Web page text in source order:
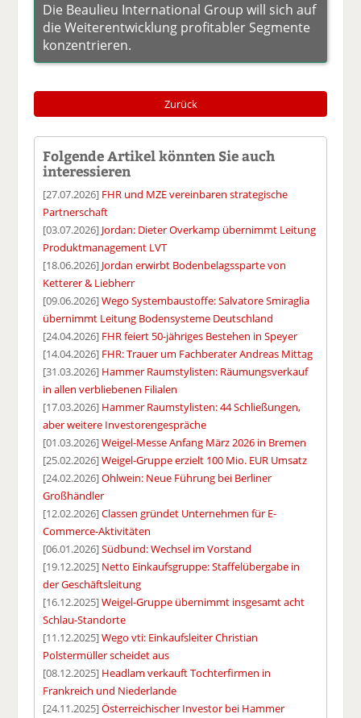
Die Beaulieu International Group will sich auf
die Weiterentwicklung profitabler Segmente
konzentrieren.
Zurück
Folgende Artikel könnten Sie auch
interessieren
[27.07.2026] FHR und MZE vereinbaren strategische
Partnerschaft
[03.07.2026] Jordan: Dieter Overkamp übernimmt Leitung
Produktmanagement LVT
[18.06.2026] Jordan erwirbt Bodenbelagssparte von
Ketterer & Liebherr
[09.06.2026]Wego Systembaustoffe: Salvatore Smiraglia
übernimmt Leitung Bodensysteme Deutschland
[24.04.2026] FHR feiert 50-jähriges Bestehen in Speyer
[14.04.2026] FHR: Trauer um Fachberater Andreas Mittag
[31.03.2026] Hammer Raumstylisten: Räumungsverkauf
in allen verbliebenen Filialen
[17.03.2026] Hammer Raumstylisten: 44 Schließungen,
aber weitere Investorengespräche
[01.03.2026]Weigel-Messe Anfang März 2026 in Bremen
[25.02.2026]Weigel-Gruppe erzielt 100 Mio. EUR Umsatz
[24.02.2026]Ohlwein: Neue Führung bei Berliner
Großhändler
[12.02.2026]Classen gründet Unternehmen für E-
Commerce-Aktivitäten
[06.01.2026]Südbund: Wechsel im Vorstand
[19.12.2025] Netto Einkaufsgruppe: Staffelübergabe in
der Geschäftsleitung
[16.12.2025]Weigel-Gruppe übernimmt insgesamt acht
Schlau-Standorte
[11.12.2025]Wego vti: Einkaufsleiter Christian
Polstermüller scheidet aus
[08.12.2025] Headlam verkauft Tochterfirmen in
Frankreich und Niederlande
[24.11.2025]Österreichischer Investor bei Hammer